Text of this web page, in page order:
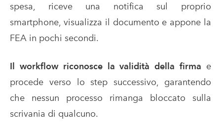
spesa, riceve una notifica sul proprio
smartphone, visualizza il documento e appone la
FEA in pochi secondi.
Il workflow riconosce la validità della firma e
procede verso lo step successivo, garantendo
che nessun processo rimanga bloccato sulla
scrivania di qualcuno.